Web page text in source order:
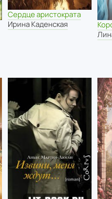
Сердце аристократа
Ирина Каденская